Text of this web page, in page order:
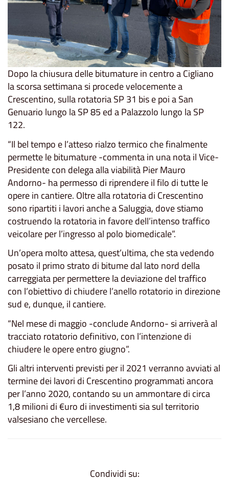
Dopo la chiusura delle bitumature in centro a Cigliano
la scorsa settimana si procede velocemente a
Crescentino, sulla rotatoria SP 31 bis e poi a San
Genuario lungo la SP 85 ed a Palazzolo lungo la SP
122.
“Il bel tempo e l’atteso rialzo termico che finalmente
permette le bitumature -commenta in una nota il Vice-
Presidente con delega alla viabilità Pier Mauro
Andorno- ha permesso di riprendere il filo di tutte le
opere in cantiere. Oltre alla rotatoria di Crescentino
sono ripartiti i lavori anche a Saluggia, dove stiamo
costruendo la rotatoria in favore dell’intenso traffico
veicolare per l’ingresso al polo biomedicale”.
Un’opera molto attesa, quest’ultima, che sta vedendo
posato il primo strato di bitume dal lato nord della
carreggiata per permettere la deviazione del traffico
con l’obiettivo di chiudere l’anello rotatorio in direzione
sud e, dunque, il cantiere.
“Nel mese di maggio -conclude Andorno- si arriverà al
tracciato rotatorio definitivo, con l’intenzione di
chiudere le opere entro giugno”.
Gli altri interventi previsti per il 2021 verranno avviati al
termine dei lavori di Crescentino programmati ancora
per l’anno 2020, contando su un ammontare di circa
1,8 milioni di €uro di investimenti sia sul territorio
valsesiano che vercellese.
Condividi su: